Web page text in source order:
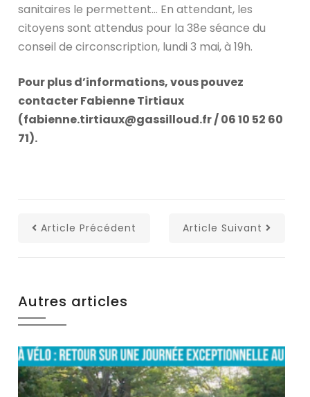
sanitaires le permettent… En attendant, les
citoyens sont attendus pour la 38e séance du
conseil de circonscription, lundi 3 mai, à 19h.
Pour plus d’informations, vous pouvez
contacter Fabienne Tirtiaux
(fabienne.tirtiaux@gassilloud.fr / 06 10 52 60
71).
Article Précédent Article Suivant
Autres articles